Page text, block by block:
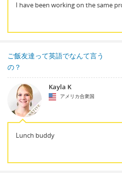
I have been working on the same
ご飯友達って英語でなんて言う
の？
Kayla K
アメリカ合衆国
Lunch buddy